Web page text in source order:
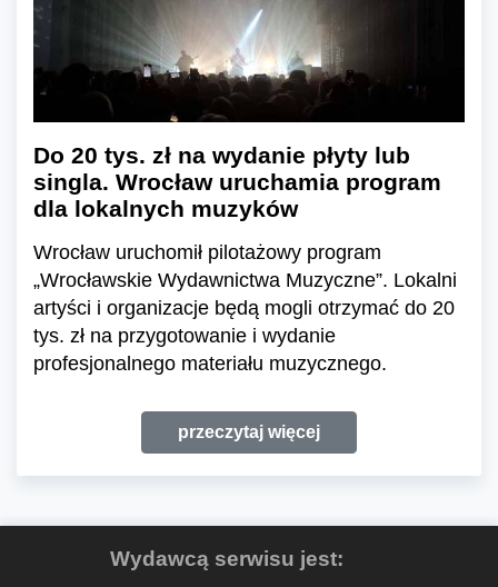
Do 20 tys. zł na wydanie płyty lub
singla. Wrocław uruchamia program
dla lokalnych muzyków
Wrocław uruchomił pilotażowy program
„Wrocławskie Wydawnictwa Muzyczne”. Lokalni
artyści i organizacje będą mogli otrzymać do 20
tys. zł na przygotowanie i wydanie
profesjonalnego materiału muzycznego.
przeczytaj więcej
Wydawcą serwisu jest: